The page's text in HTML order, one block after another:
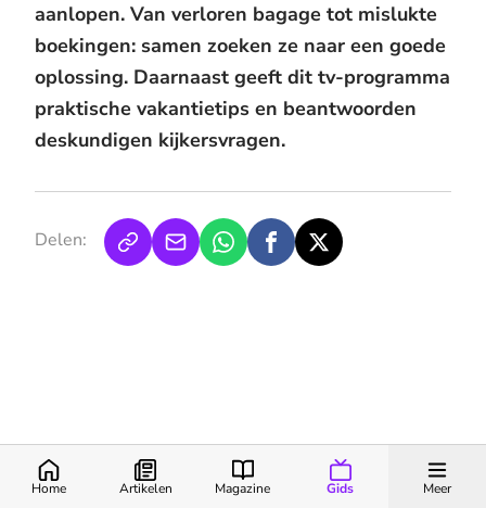
aanlopen. Van verloren bagage tot mislukte
boekingen: samen zoeken ze naar een goede
oplossing. Daarnaast geeft dit tv-programma
praktische vakantietips en beantwoorden
deskundigen kijkersvragen.
Delen:
Home Artikelen Magazine Gids Meer